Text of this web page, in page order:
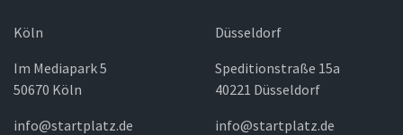
Köln
Im Mediapark 5
50670 Köln
info@startplatz.de
Düsseldorf
Speditionstraße 15a
40221 Düsseldorf
info@startplatz.de